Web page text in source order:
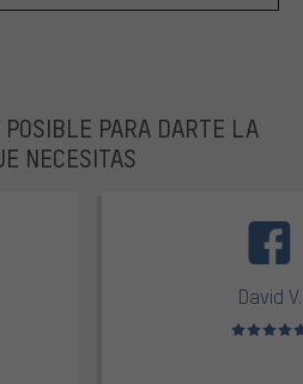
POSIBLE PARA DARTE LA
NECESITAS
de 5
David V.
Valoración